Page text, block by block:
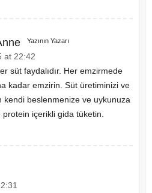
Yazının Yazarı
at 22:42
süt faydalıdır. Her emzirmede
kadar emzirin. Süt üretiminizi ve
kendi beslenmenize ve uykunuza
içerikli gida tüketin.